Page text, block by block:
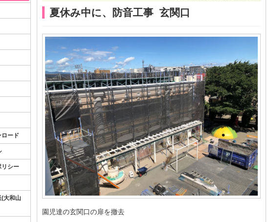
夏休み中に、防音工事 玄関口
園児達の玄関口の扉を撤去
ード
リシー
(大和山